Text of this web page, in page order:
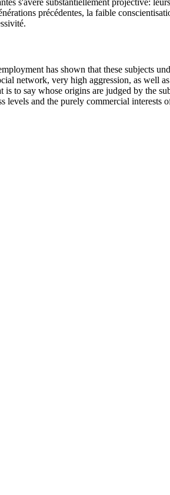
s'avère substantiellement projective:
précédentes, la faible
has shown that these subjects
network, very high aggression, as well
to say whose origins are judged by the
and the purely commercial interests